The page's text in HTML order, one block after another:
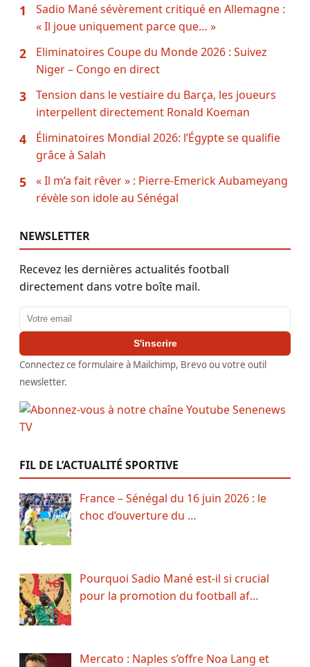
1
Sadio Mané sévèrement critiqué en Allemagne :
« Il joue uniquement parce que… »
2
Eliminatoires Coupe du Monde 2026 : Suivez
Niger – Congo en direct
3
Tension dans le vestiaire du Barça, les joueurs
interpellent directement Ronald Koeman
4
Éliminatoires Mondial 2026: l’Égypte se qualifie
grâce à Salah
5
« Il m’a fait rêver » : Pierre-Emerick Aubameyang
révèle son idole au Sénégal
NEWSLETTER
Recevez les dernières actualités football
directement dans votre boîte mail.
Adresse email
S'inscrire
Connectez ce formulaire à Mailchimp, Brevo ou votre outil
newsletter.
FIL DE L’ACTUALITÉ SPORTIVE
France – Sénégal du 16 juin 2026 : le
choc d’ouverture du …
Pourquoi Sadio Mané est-il si crucial
pour la promotion du football af…
Mercato : Naples s’offre Noa Lang et